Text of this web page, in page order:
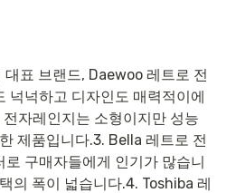
표 브랜드, Daewoo 레트로 전
넉넉하고 디자인도 매력적이에
자레인지는 소형이지만 성능
제품입니다.3. Bella 레트로 전
구매자들에게 인기가 많습니
의 폭이 넓습니다.4. Toshiba 레